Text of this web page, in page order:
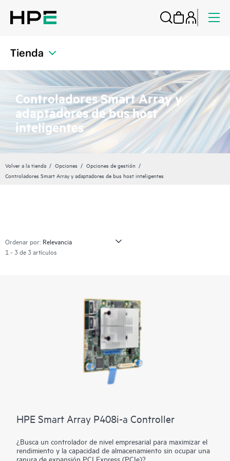
Tienda
Controladores Smart Array y
adaptadores de bus host
inteligentes
Volver a la tienda Opciones
Opciones de gestión
Controladores Smart Array y adaptadores de bus host inteligentes
Ordenar por:
1 - 3 de 3 artículos
HPE Smart Array P408i-a Controller
¿Busca un controlador de nivel empresarial para maximizar el
rendimiento y la capacidad de almacenamiento sin ocupar una
ranura de expansión PCI Express (PCIe)?